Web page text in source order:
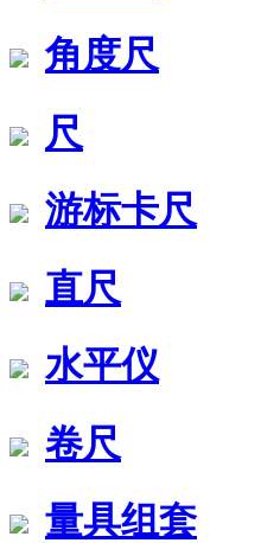
角度尺
尺
游标卡尺
直尺
水平仪
卷尺
量具组套